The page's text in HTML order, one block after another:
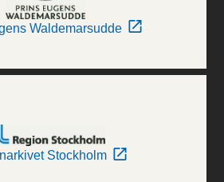
Waldemarsudde
Stockholm